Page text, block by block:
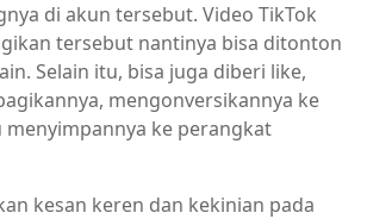
di akun tersebut. Video TikTok
tersebut nantinya bisa ditonton
Selain itu, bisa juga diberi like,
mengonversikannya ke
ke perangkat
kesan keren dan kekinian pada